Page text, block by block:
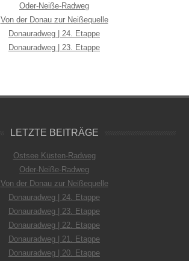
Oder-Neiße-Radweg
Von der Donau zur Neißequelle
Donauradweg | 24. Etappe
Donauradweg | 23. Etappe
LETZTE BEITRÄGE
Ostsee Küsten-Radweg
Oder-Neiße-Radweg
Von der Donau zur Neißequelle
Donauradweg | 24. Etappe
Donauradweg | 23. Etappe
Donauradweg | 22. Etappe
Donauradweg | 21. Etappe
Donauradweg | 20. Etappe